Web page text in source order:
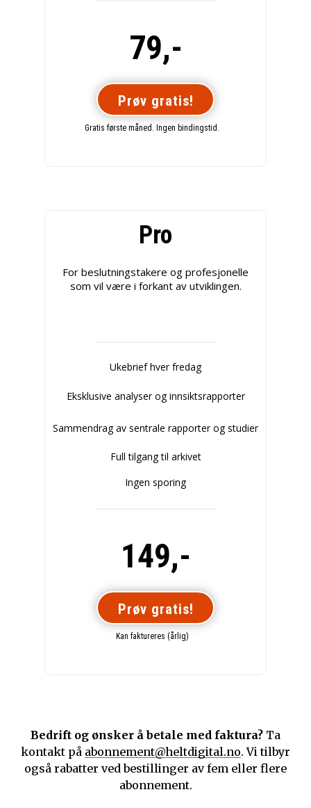
79,-
Prøv gratis!
Gratis første måned. Ingen bindingstid.
Pro
For beslutningstakere og profesjonelle
som vil være i forkant av utviklingen.
Ukebrief hver fredag
Eksklusive analyser og innsiktsrapporter
Sammendrag av sentrale rapporter og studier
Full tilgang til arkivet
Ingen sporing
149,-
Prøv gratis!
Kan faktureres (årlig)
Bedrift og ønsker å betale med faktura? Ta
kontakt på abonnement@heltdigital.no. Vi tilbyr
også rabatter ved bestillinger av fem eller flere
abonnement.